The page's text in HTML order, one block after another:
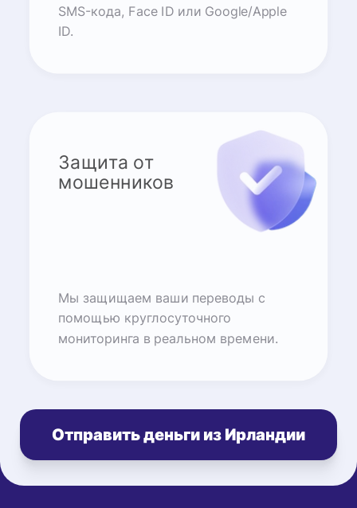
SMS-кода, Face ID или Google/Apple
ID.
Защита от
мошенников
Мы защищаем ваши переводы с
помощью круглосуточного
мониторинга в реальном времени.
Отправить деньги из Ирландии